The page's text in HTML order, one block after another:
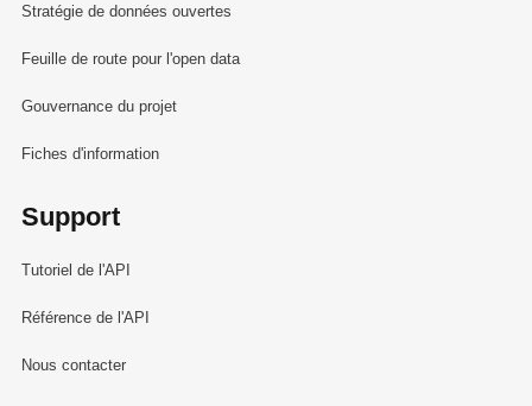
Stratégie de données ouvertes
Feuille de route pour l'open data
Gouvernance du projet
Fiches d'information
Support
Tutoriel de l'API
Référence de l'API
Nous contacter